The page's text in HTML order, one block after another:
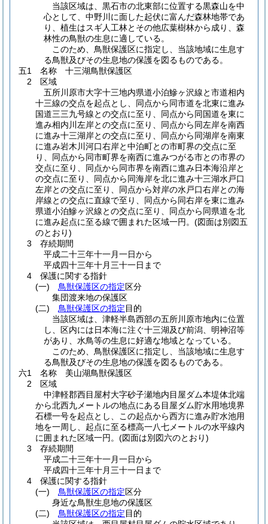
当該区域は、黒石市の北東部に位置する黒森山を中
心として、中野川に面した起伏に富んだ森林地帯であ
り、植生はスギ人工林とその他広葉樹林から成り、森
林性の鳥獣の生息に適している。
このため、鳥獣保護区に指定し、当該地域に生息す
る鳥獣及びその生息地の保護を図るものである。
五1 名称 十三湖鳥獣保護区
2 区域
五所川原市大字十三地内県道小泊鰺ヶ沢線と市道相内
十三線の交点を起点とし、同点から同市道を北東に進み
国道三三九号線との交点に至り、同点から同国道を東に
進み相内川左岸との交点に至り、同点から同左岸を南西
に進み十三湖岸との交点に至り、同点から同湖岸を南東
に進み岩木川河口右岸と中泊町との市町界の交点に至
り、同点から同市町界を南西に進みつがる市との市界の
交点に至り、同点から同市界を南西に進み日本海沿岸と
の交点に至り、同点から同海岸を北に進み十三湖水戸口
左岸との交点に至り、同点から対岸の水戸口右岸との海
岸線との交点に直線で至り、同点から同右岸を東に進み
県道小泊鰺ヶ沢線との交点に至り、同点から同県道を北
に進み起点に至る線で囲まれた区域一円。 (図面は別図五
のとおり)
3 存続期間
平成二十三年十一月一日から
平成四十三年十月三十一日まで
4 保護に関する指針
(一)
鳥獣保護区の指定区分
集団渡来地の保護区
(二)
鳥獣保護区の指定目的
当該区域は、津軽半島西部の五所川原市地内に位置
し、区内には日本海に注ぐ十三湖及び前潟、明神沼等
があり、水鳥等の生息に好適な地域となっている。
このため、鳥獣保護区に指定し、当該地域に生息す
る鳥獣及びその生息地の保護を図るものである。
六1 名称 美山湖鳥獣保護区
2 区域
中津軽郡西目屋村大字砂子瀬地内目屋ダム本堤体北端
から北西九メートルの地点にある目屋ダム貯水用地境界
石標一号を起点とし、この起点から西方に進み貯水池用
地を一周し、起点に至る標高一八七メートルの水平線内
に囲まれた区域一円。 (図面は別図六のとおり)
3 存続期間
平成二十三年十一月一日から
平成四十三年十月三十一日まで
4 保護に関する指針
(一)
鳥獣保護区の指定区分
身近な鳥獣生息地の保護区
(二)
鳥獣保護区の指定目的